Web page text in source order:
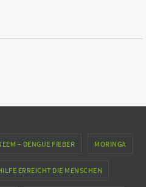
– DENGUE FIEBER MORINGA
ERREICHT DIE MENSCHEN